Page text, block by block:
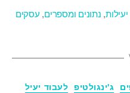
יעילות, נתונים ומספרים, עסקים
ג'ינגולטיפ לעבוד יעיל